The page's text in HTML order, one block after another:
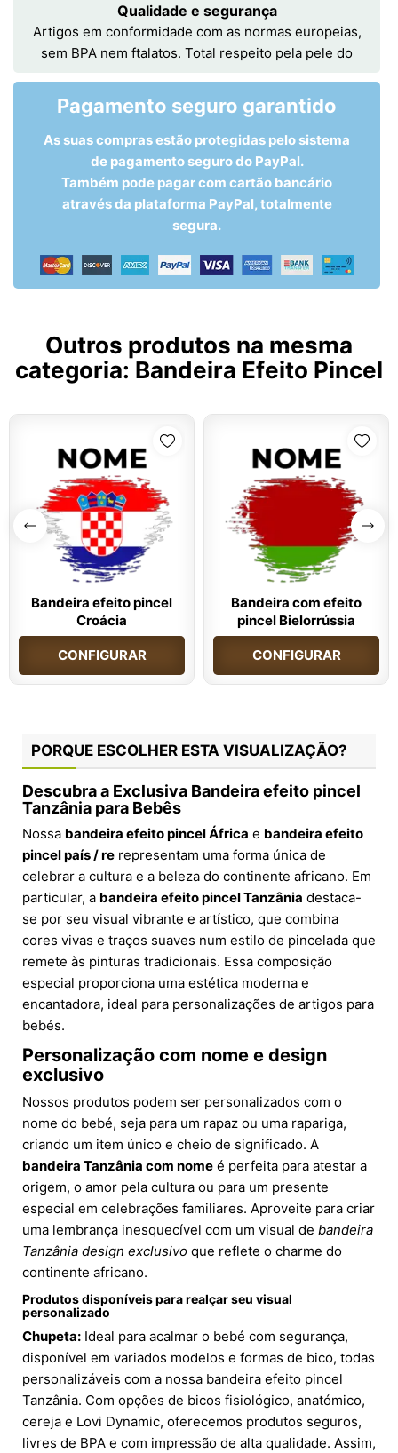
Qualidade e segurança
Artigos em conformidade com as normas europeias,
sem BPA nem ftalatos. Total respeito pela pele do
Pagamento seguro garantido
As suas compras estão protegidas pelo sistema
de pagamento seguro do PayPal.
Também pode pagar com cartão bancário
através da plataforma PayPal, totalmente
segura.
Outros produtos na mesma
categoria: Bandeira Efeito Pincel
Bandeira efeito pincel
Croácia
CONFIGURAR
Bandeira com efeito
pincel Bielorrússia
CONFIGURAR
PORQUE ESCOLHER ESTA VISUALIZAÇÃO?
Descubra a Exclusiva Bandeira efeito pincel
Tanzânia para Bebês
Nossa bandeira efeito pincel África e bandeira efeito
pincel país / re representam uma forma única de
celebrar a cultura e a beleza do continente africano. Em
particular, a bandeira efeito pincel Tanzânia destaca-
se por seu visual vibrante e artístico, que combina
cores vivas e traços suaves num estilo de pincelada que
remete às pinturas tradicionais. Essa composição
especial proporciona uma estética moderna e
encantadora, ideal para personalizações de artigos para
bebés.
Personalização com nome e design
exclusivo
Nossos produtos podem ser personalizados com o
nome do bebé, seja para um rapaz ou uma rapariga,
criando um item único e cheio de significado. A
bandeira Tanzânia com nome é perfeita para atestar a
origem, o amor pela cultura ou para um presente
especial em celebrações familiares. Aproveite para criar
uma lembrança inesquecível com um visual de bandeira
Tanzânia design exclusivo que reflete o charme do
continente africano.
Produtos disponíveis para realçar seu visual
personalizado
Chupeta: Ideal para acalmar o bebé com segurança,
disponível em variados modelos e formas de bico, todas
personalizáveis com a nossa bandeira efeito pincel
Tanzânia. Com opções de bicos fisiológico, anatómico,
cereja e Lovi Dynamic, oferecemos produtos seguros,
livres de BPA e com impressão de alta qualidade. Assim,